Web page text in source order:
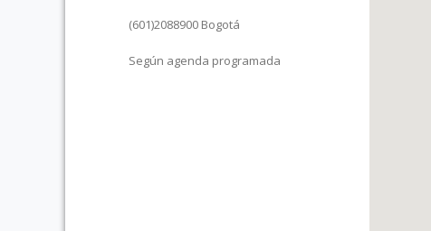
(601)2088900 Bogotá
Según agenda programada